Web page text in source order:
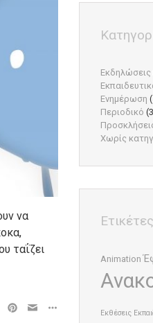
να
ταΐζει
Εκδηλώσεις
Ενημέρωση
Περιοδικό
Χωρίς
Animation
Εκθέσεις